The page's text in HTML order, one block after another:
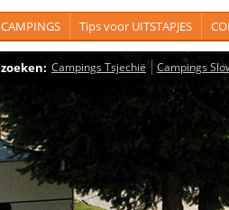
CAMPINGS Tips voor UITSTAPJES
zoeken: Campings Tsjechië Campings